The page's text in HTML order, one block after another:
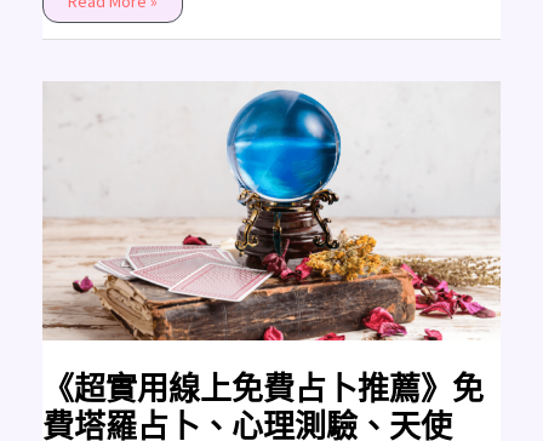
《超實用線上免費占卜推薦》免
費塔羅占卜、心理測驗、天使
卜
推
薦》
免
費
塔
羅
占
心
理
測
驗、